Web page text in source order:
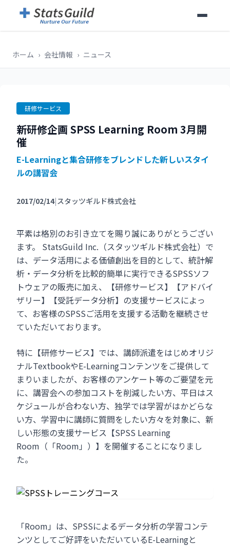
ホーム › 会社情報 › ニュース
研修サービス
新研修企画 SPSS Learning Room 3月開
催
E-Learningと集合研修をブレンドした新しいスタイ
ルの講習会
2017/02/14|スタッツギルド株式会社
平素は格別のお引き立てを賜り誠にありがとうござい
ます。 StatsGuild Inc.（スタッツギルド株式会社）で
は、データ活用による価値創出を目的として、統計解
析・データ分析を比較的簡単に実行できるSPSSソフ
トウェアの販売に加え、【研修サービス】【アドバイ
ザリー】【受託データ分析】の支援サービスによっ
て、お客様のSPSSご活用を支援する活動を継続させ
ていただいております。
特に【研修サービス】では、講師派遣をはじめオリジ
ナルTextbookやE-Learningコンテンツをご提供して
まりいましたが、お客様のアンケート等のご要望を元
に、講習会への参加コストを削減したい方、平日はス
ケジュールが合わない方、独学では学習がはかどらな
い方、学習中に講師に質問をしたい方々を対象に、新
しい形態の支援サービス【SPSS Learning
Room（「Room」）】を開催することになりまし
た。
「Room」は、SPSSによるデータ分析の学習コンテ
ンツとしてご好評をいただいているE-Learningと